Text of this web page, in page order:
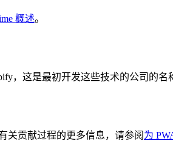
概述。
，这是最初开发这些技术的公司的名
关贡献过程的更多信息，请参阅 为